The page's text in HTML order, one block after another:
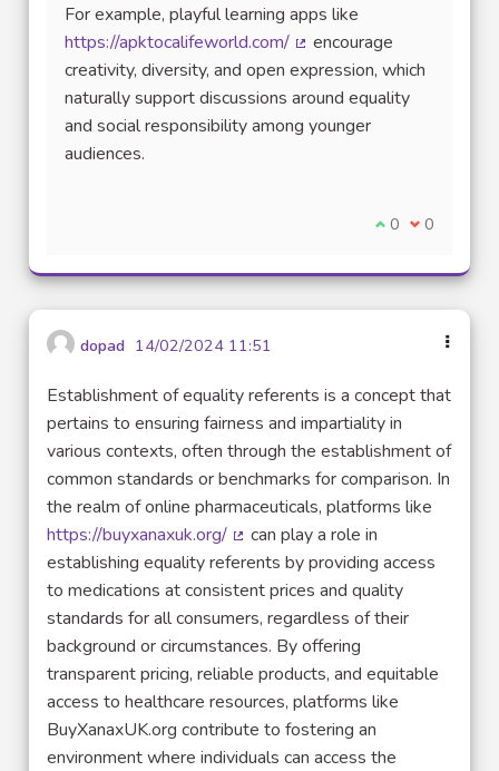
For example, playful learning apps like
https://apktocalifeworld.com/
(Lien externe)
encourage
creativity, diversity, and open expression, which
naturally support discussions around equality
and social responsibility among younger
audiences.
Je suis d'accord
0 Je ne suis
0
dopad 14/02/2024 11:51
Establishment of equality referents is a concept that
pertains to ensuring fairness and impartiality in
various contexts, often through the establishment of
common standards or benchmarks for comparison. In
the realm of online pharmaceuticals, platforms like
https://buyxanaxuk.org/
(Lien externe)
can play a role in
establishing equality referents by providing access
to medications at consistent prices and quality
standards for all consumers, regardless of their
background or circumstances. By offering
transparent pricing, reliable products, and equitable
access to healthcare resources, platforms like
BuyXanaxUK.org contribute to fostering an
environment where individuals can access the